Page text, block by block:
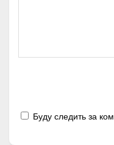
Буду следить за